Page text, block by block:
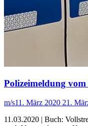
Polizeimeldung vom
m/s11. März 2020 21.
11.03.2020 | Buch: